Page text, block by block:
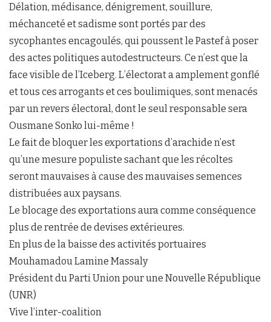
Délation, médisance, dénigrement, souillure,
méchanceté et sadisme sont portés par des
sycophantes encagoulés, qui poussent le Pastef à poser
des actes politiques autodestructeurs. Ce n’est que la
face visible de l’Iceberg. L’électorat a amplement gonflé
et tous ces arrogants et ces boulimiques, sont menacés
par un revers électoral, dont le seul responsable sera
Ousmane Sonko lui-même !
Le fait de bloquer les exportations d’arachide n’est
qu’une mesure populiste sachant que les récoltes
seront mauvaises à cause des mauvaises semences
distribuées aux paysans.
Le blocage des exportations aura comme conséquence
plus de rentrée de devises extérieures.
En plus de la baisse des activités portuaires
Mouhamadou Lamine Massaly
Président du Parti Union pour une Nouvelle République
(UNR)
Vive l’inter-coalition